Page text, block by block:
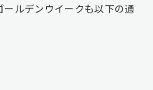
ルデンウイークも以下の通